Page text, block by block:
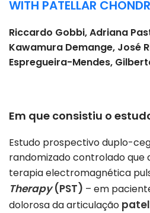
WITH PATELLAR
Riccardo Gobbi, Adriana
Kawamura Demange, José
Espregueira-Mendes,
Em que consistiu o
Estudo prospectivo duplo-
randomizado controlado que
terapia electromagnética
Therapy(PST) – em
dolorosa da articulação